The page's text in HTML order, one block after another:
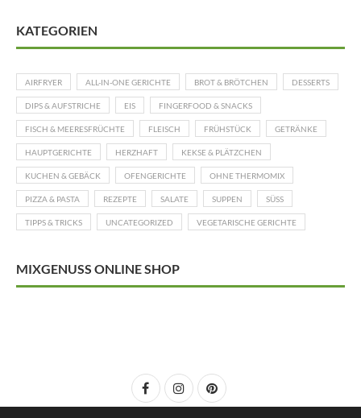
KATEGORIEN
AIRFRYER ALL-IN-ONE GERICHTE BROT & BRÖTCHEN DESSERTS
DIPS & AUFSTRICHE EIS FINGERFOOD & SNACKS
FISCH & MEERESFRÜCHTE FLEISCH FRÜHSTÜCK GETRÄNKE
HAUPTGERICHTE HERZHAFT KEKSE & PLÄTZCHEN
KUCHEN & GEBÄCK OFENGERICHTE OHNE THERMOMIX
PIZZA & PASTA REZEPTE SALATE SUPPEN SÜSS
TIPPS & TRICKS UNCATEGORIZED VEGETARISCHE GERICHTE
MIXGENUSS ONLINE SHOP